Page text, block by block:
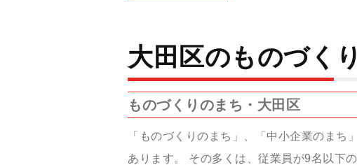
大田区のものづくり
ものづくりのまち・大田区
「ものづくりのまち」、「中小企業のま
あります。 その多くは、従業員が9名以下